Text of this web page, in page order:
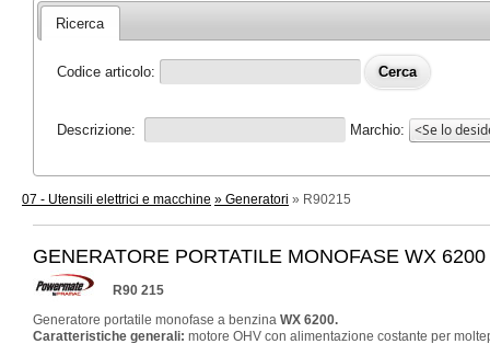
Ricerca
Codice articolo:
Descrizione: Marchio:
07 - Utensili elettrici e macchine » Generatori » R90215
GENERATORE PORTATILE MONOFASE WX 6200
R90 215
Generatore portatile monofase a benzina WX 6200.
Caratteristiche generali: motore OHV con alimentazione costante per